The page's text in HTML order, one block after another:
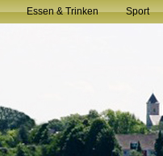
Essen & Trinken Sport